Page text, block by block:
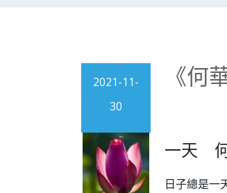
2021-11-
30
《何
一天
日子總是一